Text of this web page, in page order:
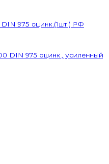
975 оцинк.(1шт.) РФ